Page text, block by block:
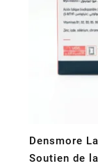
Densmore
Soutien de